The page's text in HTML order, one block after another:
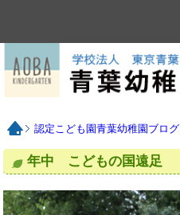
認定こども園青葉幼稚園ブログ
年中 こどもの国遠足